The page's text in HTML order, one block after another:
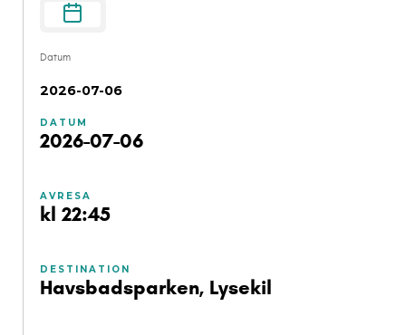
Datum
2026-07-06
DATUM
2026-07-06
AVRESA
kl 22:45
DESTINATION
Havsbadsparken, Lysekil